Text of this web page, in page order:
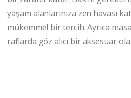
yaşam alanlarınıza zen havası
mükemmel bir tercih. Ayrıca
raflarda göz alıcı bir aksesuar